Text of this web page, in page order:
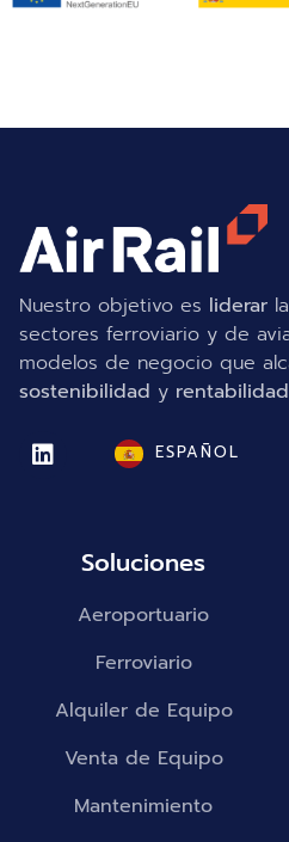
Nuestro objetivo es liderar
sectores ferroviario y de
modelos de negocio que
sostenibilidad y
ESPAÑOL
Soluciones
Aeroportuario
Ferroviario
Alquiler de Equipo
Venta de Equipo
Mantenimiento